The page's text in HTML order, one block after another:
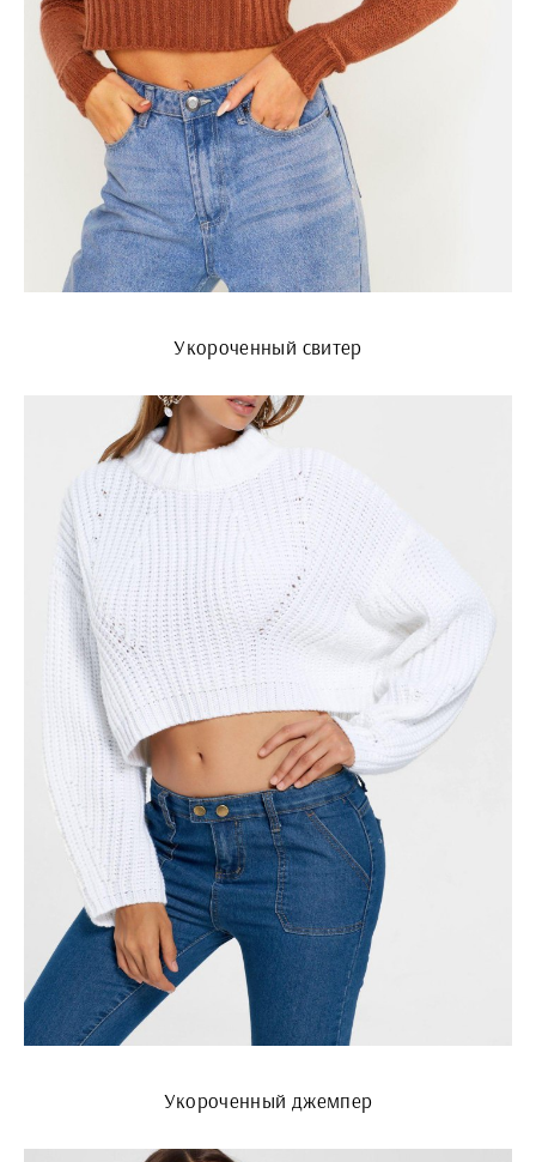
Укороченный свитер
Укороченный джемпер